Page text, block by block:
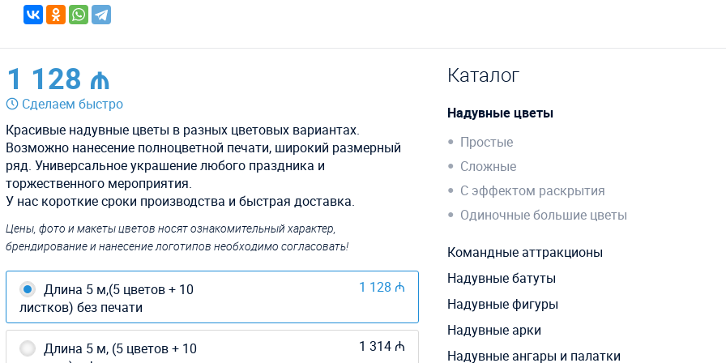
1 128 ₼
Сделаем быстро
Красивые надувные цветы в разных цветовых вариантах.
Возможно нанесение полноцветной печати, широкий размерный
ряд. Универсальное украшение любого праздника и
торжественного мероприятия.
У нас короткие сроки производства и быстрая доставка.
Цены, фото и макеты цветов носят ознакомительный характер,
брендирование и нанесение логотипов необходимо согласовать!
Длина 5 м,(5 цветов + 10
листков) без печати
1 128 ₼
Длина 5 м, (5 цветов + 10
1 314 ₼
Каталог
Надувные цветы
Простые
Сложные
С эффектом раскрытия
Одиночные большие цветы
Командные аттракционы
Надувные батуты
Надувные фигуры
Надувные арки
Надувные ангары и палатки